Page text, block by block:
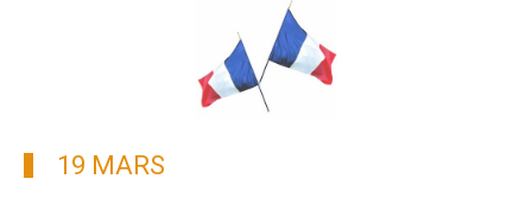
19 MARS